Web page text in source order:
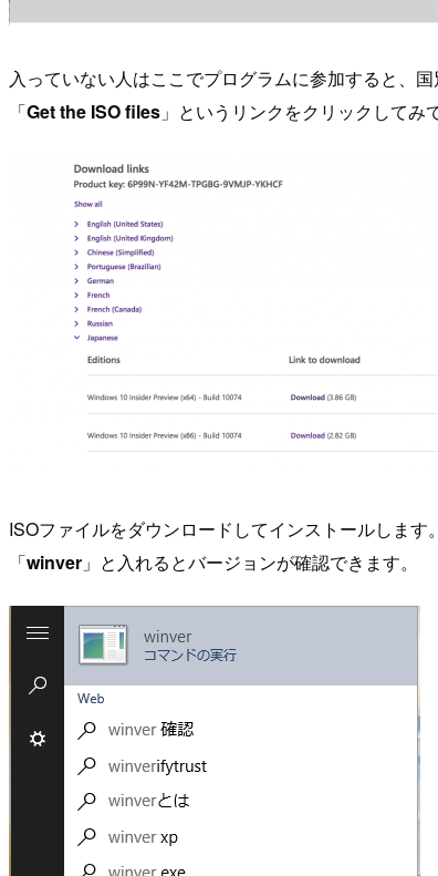
入っていない人はここでプログラムに参加すると、
「Get the ISO files 」というリンクをクリックしてみ
ISOファイルをダウンロードしてインストールしま
「winver 」と入れるとバージョンが確認できます。